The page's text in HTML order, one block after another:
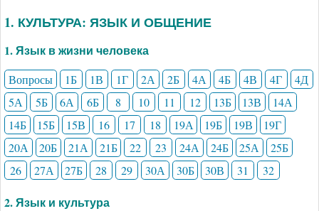
1. КУЛЬТУРА: ЯЗЫК И ОБЩЕНИЕ
1. Язык в жизни человека
Вопросы 1Б 1В 1Г 2А 2Б 4А 4Б 4В 4Г
4Д
5А
5Б 6А 6Б 8 10 11 12 13Б 13В
14А
14Б
15Б 15В 16 17 18 19А 19Б 19В
19Г
20А
20Б 21А 21Б 22 23 24А 24Б 25А
25Б
26
27А 27Б 28 29 30А 30Б 30В 31 32
2. Язык и культура